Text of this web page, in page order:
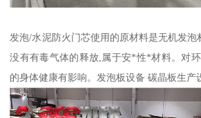
发泡/水泥防火门芯使用的原材料是无机发泡
没有有毒气体的释放,属于安*性*材料。对
的身体健康有影响。发泡板设备 碳晶板生产